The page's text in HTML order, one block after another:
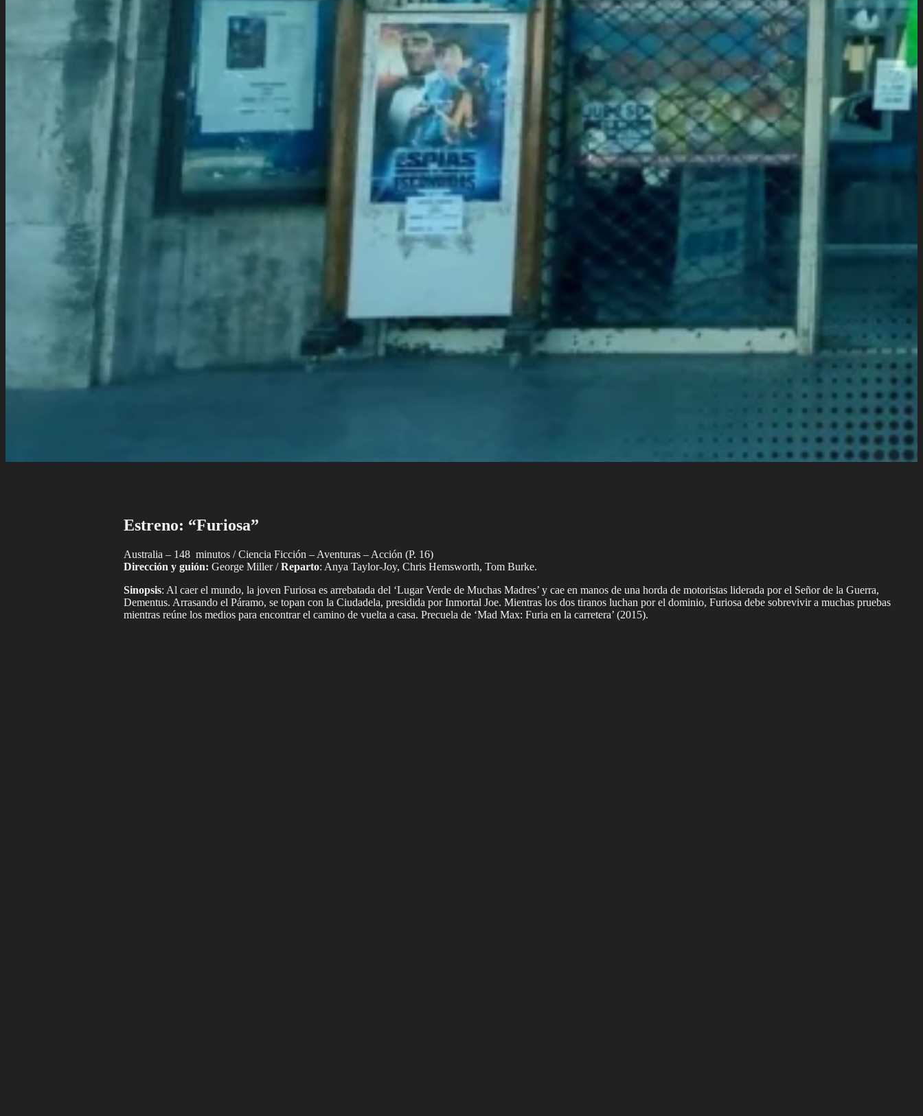
Estreno: “Furiosa”
Australia – 148 minutos / Ciencia Ficción – Aventuras – Acción (P. 16)
Dirección y guión: George Miller /Reparto: Anya Taylor-Joy, Chris Hemsworth, Tom Burke.
Sinopsis: Al caer el mundo, la joven Furiosa es arrebatada del ‘Lugar Verde de Muchas Madres’ y cae en manos de una horda de motoristas liderada por el Señor de la Guerra,
Dementus. Arrasando el Páramo, se topan con la Ciudadela, presidida por Inmortal Joe. Mientras los dos tiranos luchan por el dominio, Furiosa debe sobrevivir a muchas pruebas
mientras reúne los medios para encontrar el camino de vuelta a casa. Precuela de ‘Mad Max: Furia en la carretera’ (2015).